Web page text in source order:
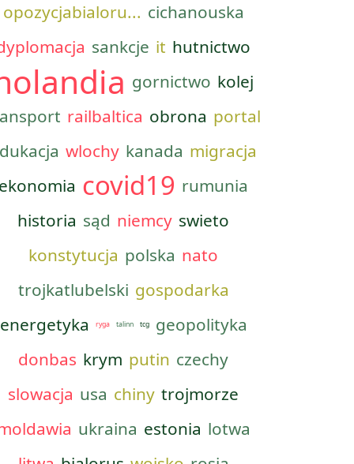
opozycjabialoru... cichanouska
sankcje it hutnictwo
gornictwo kolej
railbaltica obrona portal
wlochy kanada migracja
covid19 rumunia
historia sąd niemcy swieto
konstytucja polska nato
trojkatlubelski gospodarka
energetyka
ryga talinn tcg
geopolityka
donbas krym putin czechy
slowacja usa chiny trojmorze
ukraina estonia lotwa